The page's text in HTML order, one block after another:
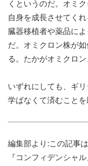
くというのだ。オミ
自身を成長させてく
臓器移植者や薬品に
だ。オミクロン株が
る。たかがオミクロ
いずれにしても、ギ
学ばなくて済むことを
編集部より:この記事
『コンフィデンシャ